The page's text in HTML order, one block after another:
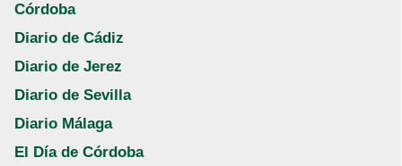
Córdoba
Diario de Cádiz
Diario de Jerez
Diario de Sevilla
Diario Málaga
El Día de Córdoba